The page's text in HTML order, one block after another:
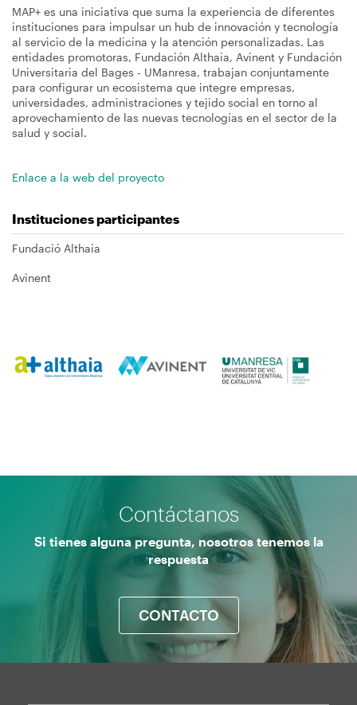
MAP+ es una iniciativa que suma la experiencia de diferentes
instituciones para impulsar un hub de innovación y tecnología
al servicio de la medicina y la atención personalizadas. Las
entidades promotoras, Fundación Althaia, Avinent y Fundación
Universitaria del Bages - UManresa, trabajan conjuntamente
para configurar un ecosistema que integre empresas,
universidades, administraciones y tejido social en torno al
aprovechamiento de las nuevas tecnologías en el sector de la
salud y social.
Enlace a la web del proyecto
Instituciones participantes
Fundació Althaia
Avinent
Imagen
Contáctanos
Si tienes alguna pregunta, nosotros tenemos la
respuesta
CONTACTO